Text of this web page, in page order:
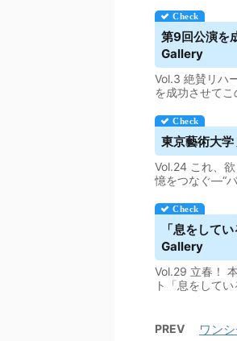
第9回公演を
Gallery
Vol.3 絶賛リハ
を成功させて
東京藝術大
Vol.24 これ、
憶をつなぐ―“
「息をして
Gallery
Vol.29 立春！
ト「息をして
PREV ワン